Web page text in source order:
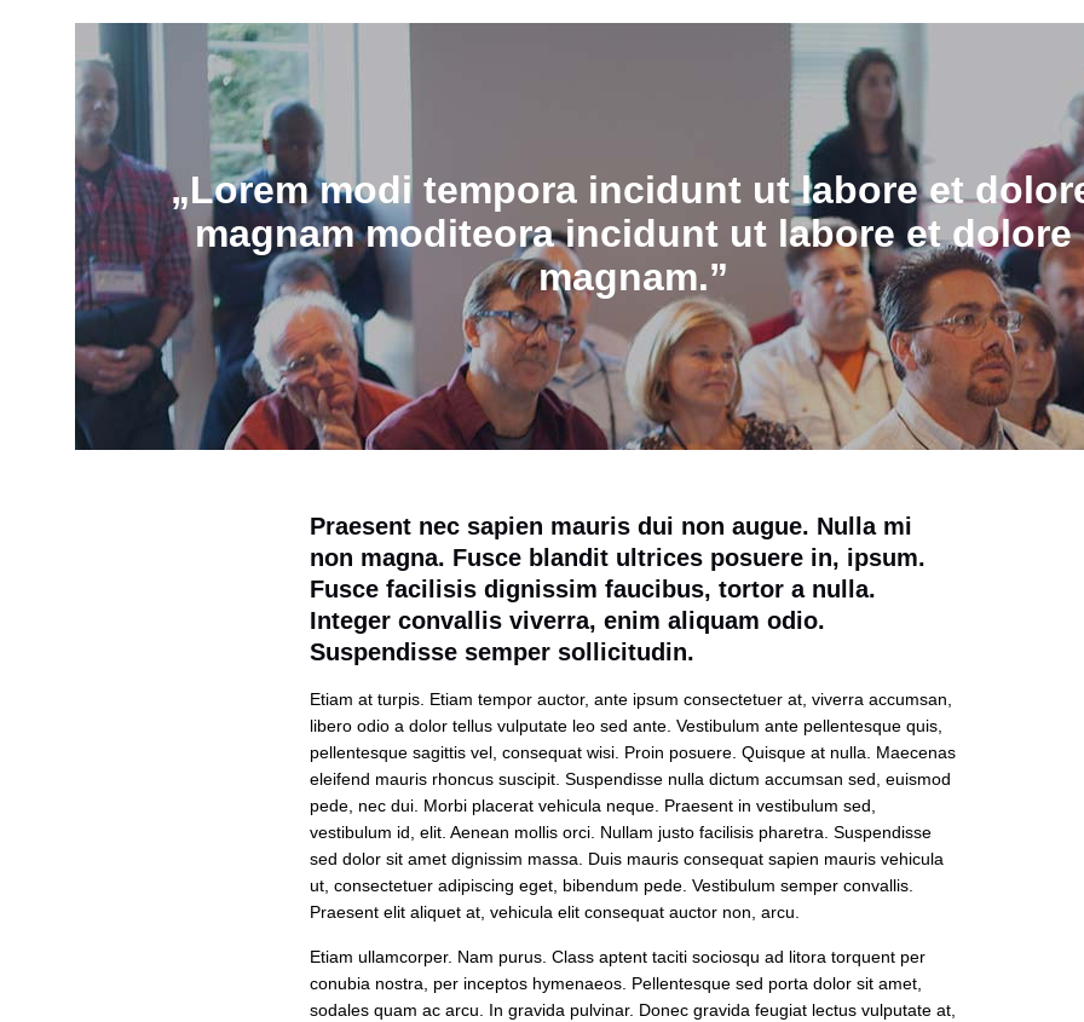
„Lorem modi tempora incidunt ut labore et
magnam moditeora incidunt ut labore et dolore
magnam.”
Praesent nec sapien mauris dui non augue. Nulla mi
non magna. Fusce blandit ultrices posuere in, ipsum.
Fusce facilisis dignissim faucibus, tortor a nulla.
Integer convallis viverra, enim aliquam odio.
Suspendisse semper sollicitudin.
Etiam at turpis. Etiam tempor auctor, ante ipsum consectetuer at, viverra accumsan,
libero odio a dolor tellus vulputate leo sed ante. Vestibulum ante pellentesque quis,
pellentesque sagittis vel, consequat wisi. Proin posuere. Quisque at nulla. Maecenas
eleifend mauris rhoncus suscipit. Suspendisse nulla dictum accumsan sed, euismod
pede, nec dui. Morbi placerat vehicula neque. Praesent in vestibulum sed,
vestibulum id, elit. Aenean mollis orci. Nullam justo facilisis pharetra. Suspendisse
sed dolor sit amet dignissim massa. Duis mauris consequat sapien mauris vehicula
ut, consectetuer adipiscing eget, bibendum pede. Vestibulum semper convallis.
Praesent elit aliquet at, vehicula elit consequat auctor non, arcu.
Etiam ullamcorper. Nam purus. Class aptent taciti sociosqu ad litora torquent per
conubia nostra, per inceptos hymenaeos. Pellentesque sed porta dolor sit amet,
sodales quam ac arcu. In gravida pulvinar. Donec gravida feugiat lectus vulputate at,